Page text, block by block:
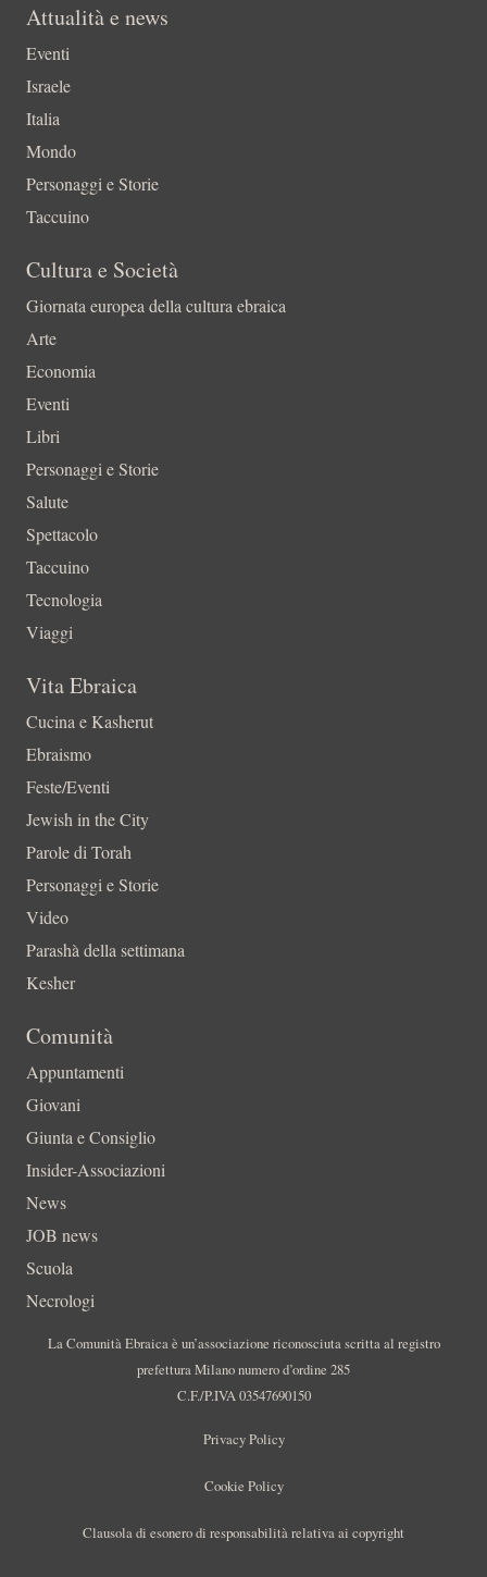
Attualità e news
Eventi
Israele
Italia
Mondo
Personaggi e Storie
Taccuino
Cultura e Società
Giornata europea della cultura ebraica
Arte
Economia
Eventi
Libri
Personaggi e Storie
Salute
Spettacolo
Taccuino
Tecnologia
Viaggi
Vita Ebraica
Cucina e Kasherut
Ebraismo
Feste/Eventi
Jewish in the City
Parole di Torah
Personaggi e Storie
Video
Parashà della settimana
Kesher
Comunità
Appuntamenti
Giovani
Giunta e Consiglio
Insider-Associazioni
News
JOB news
Scuola
Necrologi
La Comunità Ebraica è un’associazione riconosciuta scritta al registro
prefettura Milano numero d’ordine 285
C.F./P.IVA 03547690150
Privacy Policy
Cookie Policy
Clausola di esonero di responsabilità relativa ai copyright